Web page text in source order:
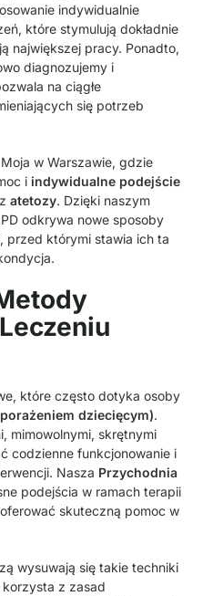
indywidualnie
które stymulują dokładnie
największej pracy. Ponadto,
diagnozujemy i
na ciągłe
się potrzeb
w Warszawie, gdzie
iindywidualne podejście
zatetozy. Dzięki naszym
odkrywa nowe sposoby
przed którymi stawia ich ta
które często dotyka osoby
dziecięcym).
mimowolnymi, skrętnymi
codzienne funkcjonowanie i
Nasza Przychodnia
podejścia w ramach terapii
skuteczną pomoc w
wysuwają się takie techniki
korzysta z zasad